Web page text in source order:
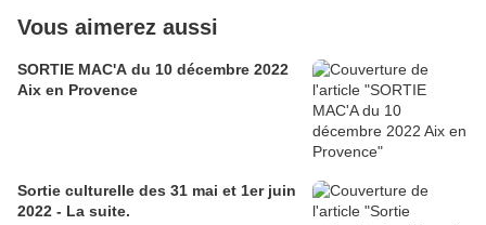
Vous aimerez aussi
SORTIE MAC'A du 10 décembre 2022
Aix en Provence
Sortie culturelle des 31 mai et 1er juin
2022 - La suite.